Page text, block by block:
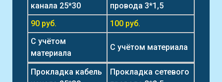
канала 25*30
провода 3*1,5
90 руб.
100 руб.
С учётом
материала
С учётом материала
Прокладка кабель
Прокладка сетевого